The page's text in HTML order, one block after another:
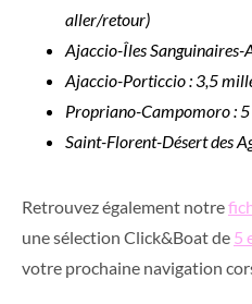
aller/retour)
Ajaccio-Îles
Ajaccio-Porticcio : 3,5
Propriano-Campomoro :
Saint-Florent-Désert des
Retrouvez également notre
une sélection Click&Boat de 5
votre prochaine navigation